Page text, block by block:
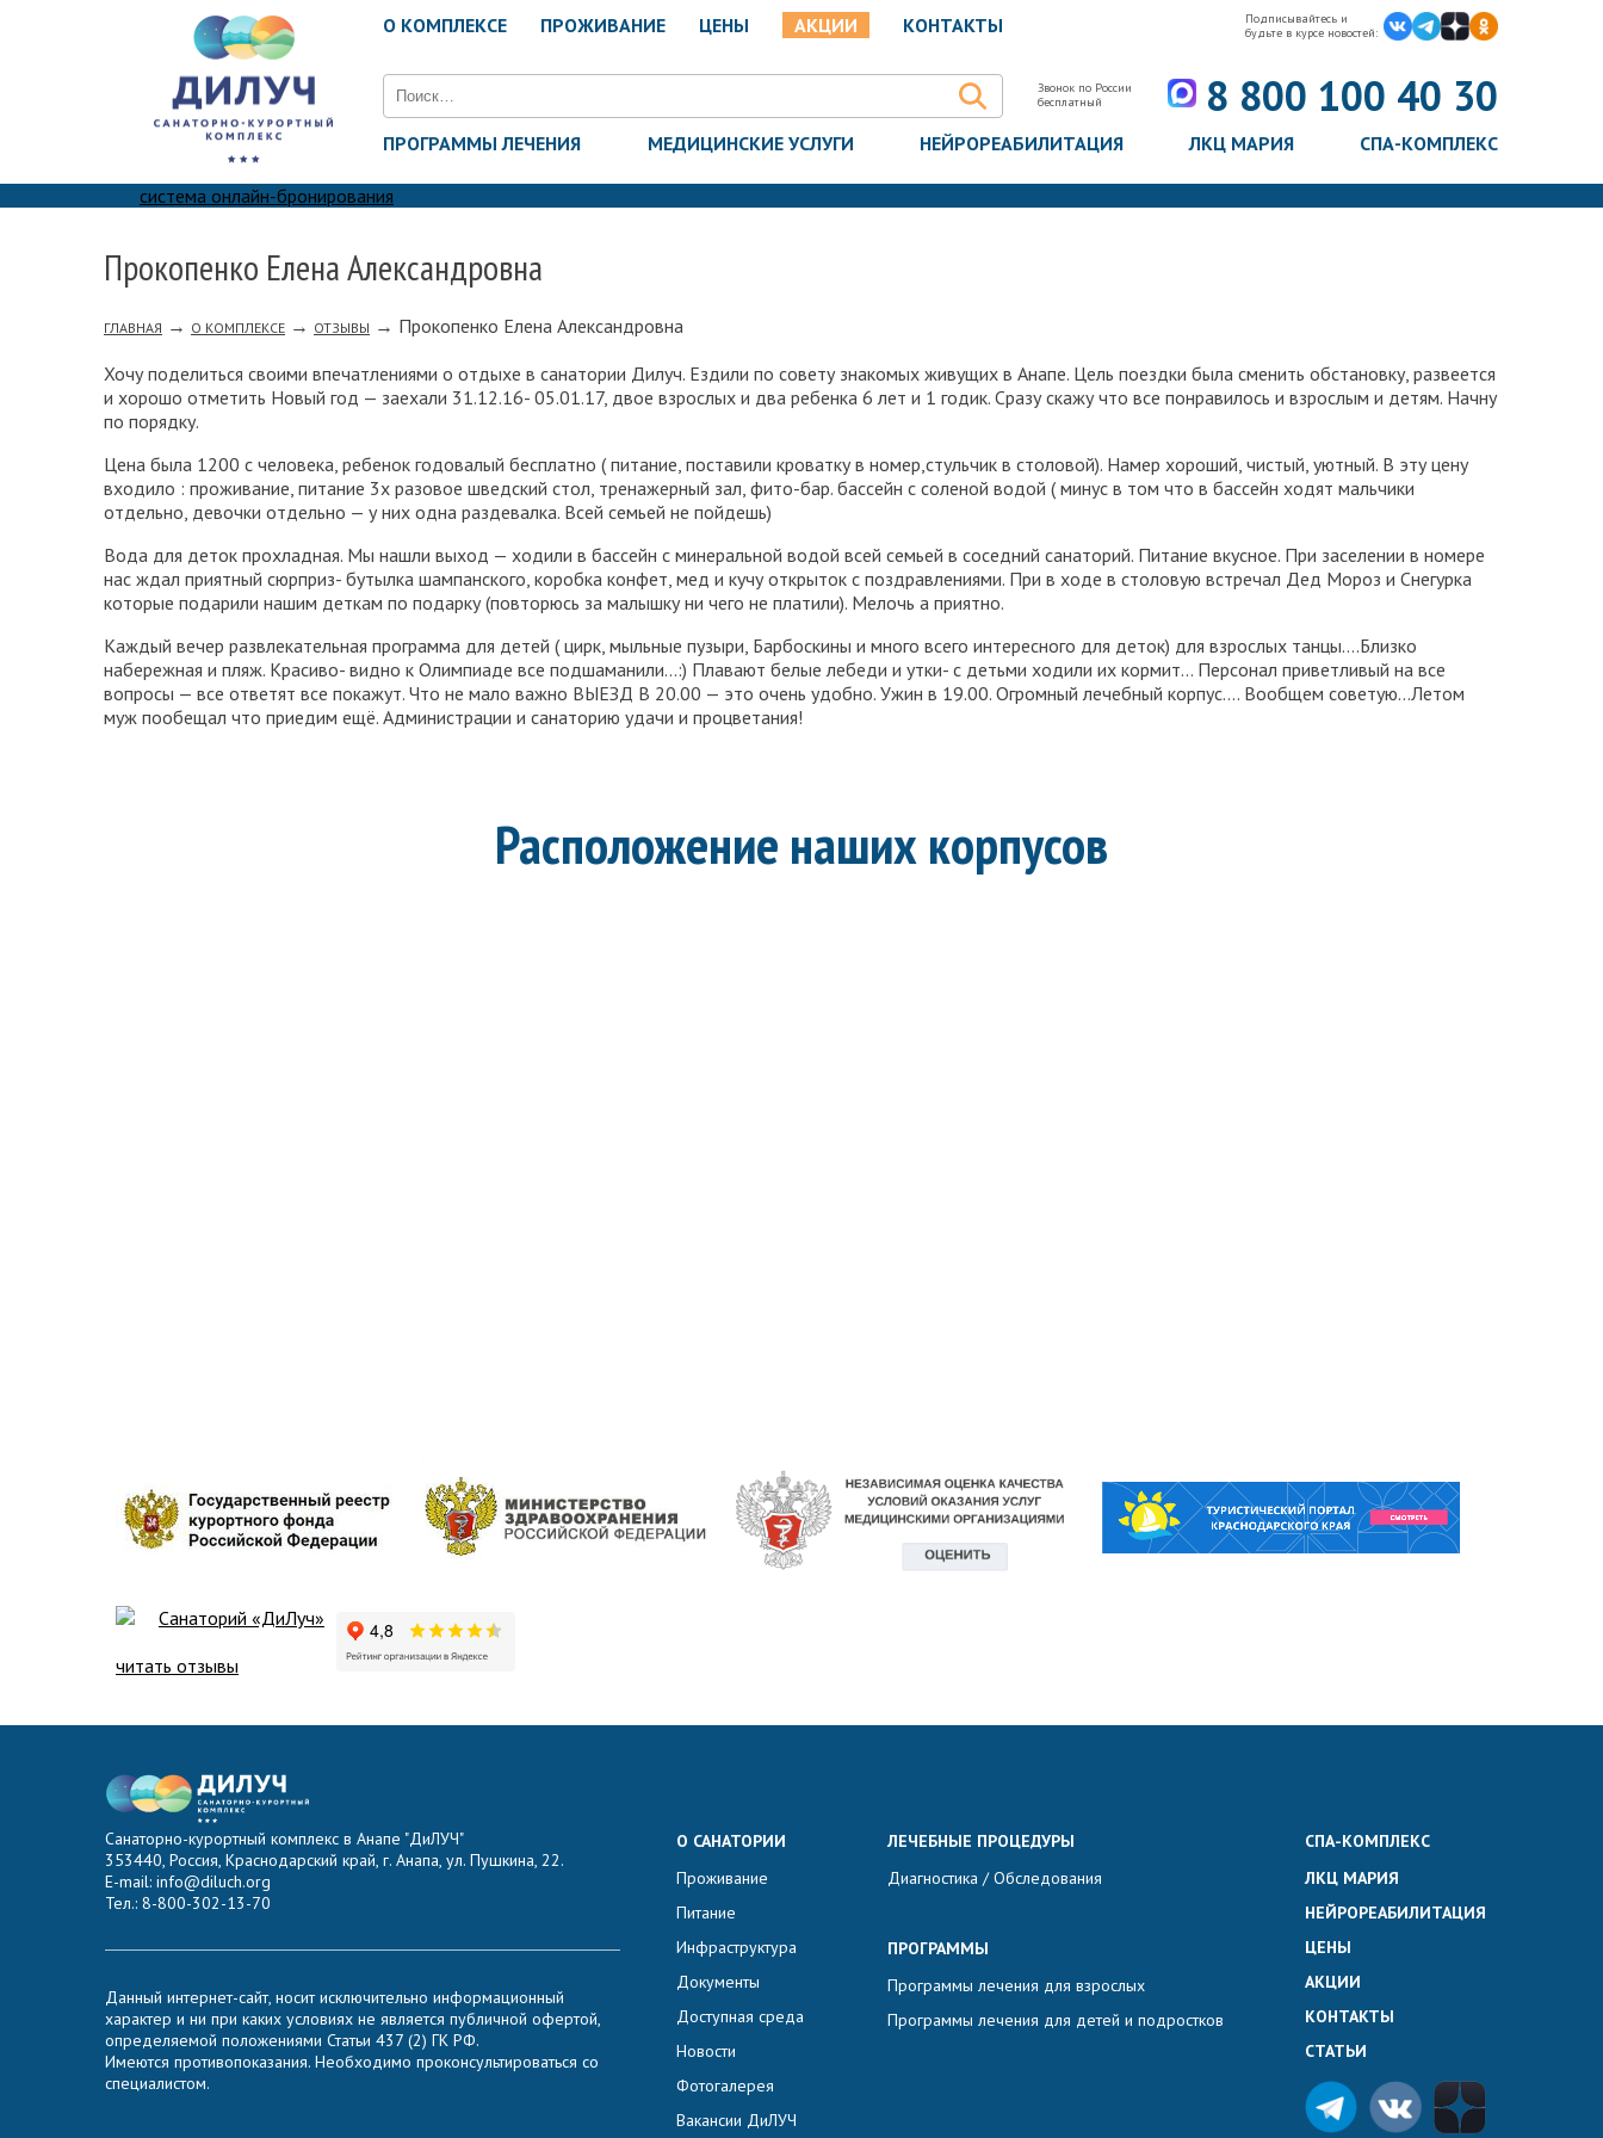
О КОМПЛЕКСЕ ПРОЖИВАНИЕ ЦЕНЫ АКЦИИ КОНТАКТЫ
Подписывайтесь и
будьте в курсе новостей:
Найти:
Звонок по России
бесплатный
8 800 100 40 30
ПРОГРАММЫ ЛЕЧЕНИЯ МЕДИЦИНСКИЕ УСЛУГИ НЕЙРОРЕАБИЛИТАЦИЯ ЛКЦ МАРИЯ СПА-КОМПЛЕКС
система онлайн-бронирования
Прокопенко Елена Александровна
ГЛАВНАЯ → О КОМПЛЕКСЕ → ОТЗЫВЫ → Прокопенко Елена Александровна
Хочу поделиться своими впечатлениями о отдыхе в санатории Дилуч. Ездили по совету знакомых живущих в Анапе. Цель поездки была сменить обстановку, развеется
и хорошо отметить Новый год — заехали 31.12.16- 05.01.17, двое взрослых и два ребенка 6 лет и 1 годик. Сразу скажу что все понравилось и взрослым и детям. Начну
по порядку.
Цена была 1200 с человека, ребенок годовалый бесплатно ( питание, поставили кроватку в номер,стульчик в столовой). Намер хороший, чистый, уютный. В эту цену
входило : проживание, питание 3х разовое шведский стол, тренажерный зал, фито-бар. бассейн с соленой водой ( минус в том что в бассейн ходят мальчики
отдельно, девочки отдельно — у них одна раздевалка. Всей семьей не пойдешь)
Вода для деток прохладная. Мы нашли выход — ходили в бассейн с минеральной водой всей семьей в соседний санаторий. Питание вкусное. При заселении в номере
нас ждал приятный сюрприз- бутылка шампанского, коробка конфет, мед и кучу открыток с поздравлениями. При в ходе в столовую встречал Дед Мороз и Снегурка
которые подарили нашим деткам по подарку (повторюсь за малышку ни чего не платили). Мелочь а приятно.
Каждый вечер развлекательная программа для детей ( цирк, мыльные пузыри, Барбоскины и много всего интересного для деток) для взрослых танцы….Близко
набережная и пляж. Красиво- видно к Олимпиаде все подшаманили…:) Плавают белые лебеди и утки- с детьми ходили их кормит… Персонал приветливый на все
вопросы — все ответят все покажут. Что не мало важно ВЫЕЗД В 20.00 — это очень удобно. Ужин в 19.00. Огромный лечебный корпус…. Вообщем советую…Летом
муж пообещал что приедим ещё. Администрации и санаторию удачи и процветания!
Расположение наших корпусов
Санаторий «ДиЛуч»
читать отзывы
Санаторно-курортный комплекс в Анапе "ДиЛУЧ"
353440, Россия, Краснодарский край, г. Анапа, ул. Пушкина, 22.
E-mail: info@diluch.org
Тел.: 8-800-302-13-70
Данный интернет-сайт, носит исключительно информационный
характер и ни при каких условиях не является публичной офертой,
определяемой положениями Статьи 437 (2) ГК РФ.
Имеются противопоказания. Необходимо проконсультироваться со
специалистом.
О САНАТОРИИ
Проживание
Питание
Инфраструктура
Документы
Доступная среда
Новости
Фотогалерея
Вакансии ДиЛУЧ
ЛЕЧЕБНЫЕ ПРОЦЕДУРЫ
Диагностика / Обследования
ПРОГРАММЫ
Программы лечения для взрослых
Программы лечения для детей и подростков
СПА-КОМПЛЕКС
ЛКЦ МАРИЯ
НЕЙРОРЕАБИЛИТАЦИЯ
ЦЕНЫ
АКЦИИ
КОНТАКТЫ
СТАТЬИ